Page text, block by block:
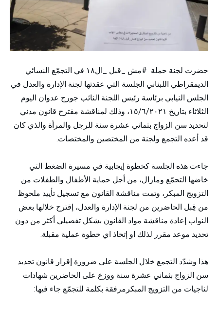
حضرت لجنة حملة #مش _قبل _ال١٨ في التجمّع النسائي
الديمقراطي اللبناني الجلسة التي عقدتها لجنة الإدارة والعدل في
الجلس النيابي برئاسة رئيس اللجنة النائب جورج عدوان اليوم
الثلاثاء بتاريخ ١٥/٦/٢٠٢١، وذلك لمناقشة مقترح قانون مدني
لتحديد سن الزواج بثماني عشرة سنة للرجل والمرأة والذي كان
قد أعده التجمع ولجنة من المختصين والمختصات.
جاءت هذه الجلسة كخطوة إيجابية في مسيرة الضغط التي
خاضها التجمّع ومازال، من أجل حماية الأطفال والطفلات من
التزويج المبكر، وتمت مناقشة القانون مع تسجيل تأييد ملحوظ
من قِبل الحاضرين من لجنة الإدارة والعدل، إقترح خلالها بعض
النواب إعادة مناقشة مواد القانون بشكل تفصيلي أكثر من دون
تحديد موعد مقرر لذلك او إتخاذ اي خطوة عملية مقبلة.
هذا وشدّد التجمع خلال الجلسة على ضرورة إقرار قانون تحديد
سن الزواج بثماني عشرة سنة ووزع على الحاضرين شهادات
لناجيات من التزويج المبكرمرفقة بكلمة للتجمّع جاء فيها: